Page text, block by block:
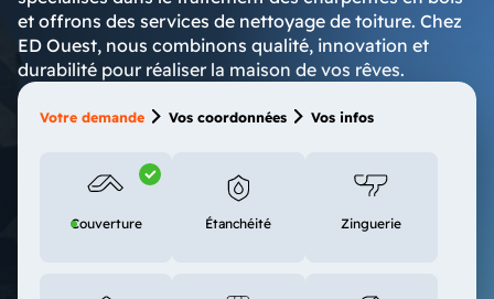
et offrons des services de nettoyage de toiture. Chez
ED Ouest, nous combinons qualité, innovation et
durabilité pour réaliser la maison de vos rêves.
Votre demande Vos coordonnées Vos infos
Couverture Étanchéité Zinguerie